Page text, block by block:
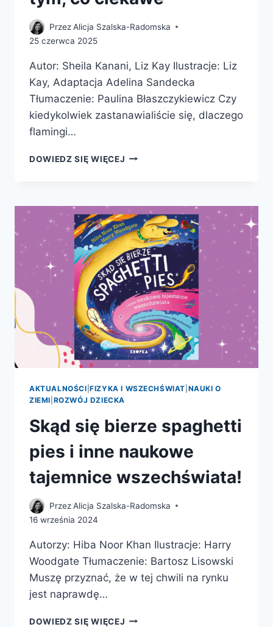
PrzezAlicja Szalska-Radomska
25 czerwca 2025
Autor: Sheila Kanani, Liz Kay Ilustracje: Liz
Kay, Adaptacja Adelina Sandecka
Tłumaczenie: Paulina Błaszczykiewicz Czy
kiedykolwiek zastanawialiście się, dlaczego
flamingi…
DOWIEDZ SIĘ WIĘCEJ TĘCZA
PRZEWODNIK
PO
TYM,
CO
CIEKAWE
AKTUALNOŚCI |FIZYKA I WSZECHŚWIAT NAUKI O
ZIEMI ROZWÓJ DZIECKA
Skąd się bierze spaghetti
pies i inne naukowe
tajemnice wszechświata!
PrzezAlicja Szalska-Radomska
16 września 2024
Autorzy: Hiba Noor Khan Ilustracje: Harry
Woodgate Tłumaczenie: Bartosz Lisowski
Muszę przyznać, że w tej chwili na rynku
jest naprawdę…
DOWIEDZ SIĘ WIĘCEJ SKĄD